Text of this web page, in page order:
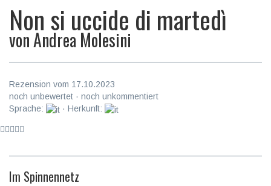
Non si uccide di martedì
vonAndrea Molesini
Rezension vom 17.10.2023
noch unbewertet · noch unkommentiert
Sprache:
· Herkunft:
Im Spinnennetz